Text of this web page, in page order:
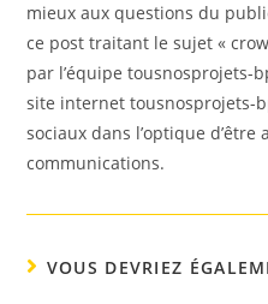
mieux aux questions du
ce post traitant le sujet «
par l’équipe tousnosprojets-
site internet tousnosprojets-
sociaux dans l’optique
communications.
VOUS DEVRIEZ